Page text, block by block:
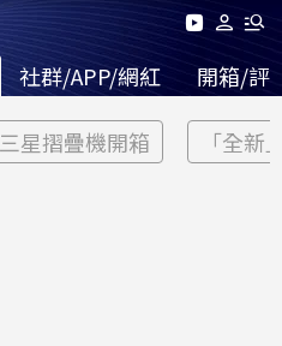
社群/APP/網紅 開箱/評
三星摺疊機開箱 「全新